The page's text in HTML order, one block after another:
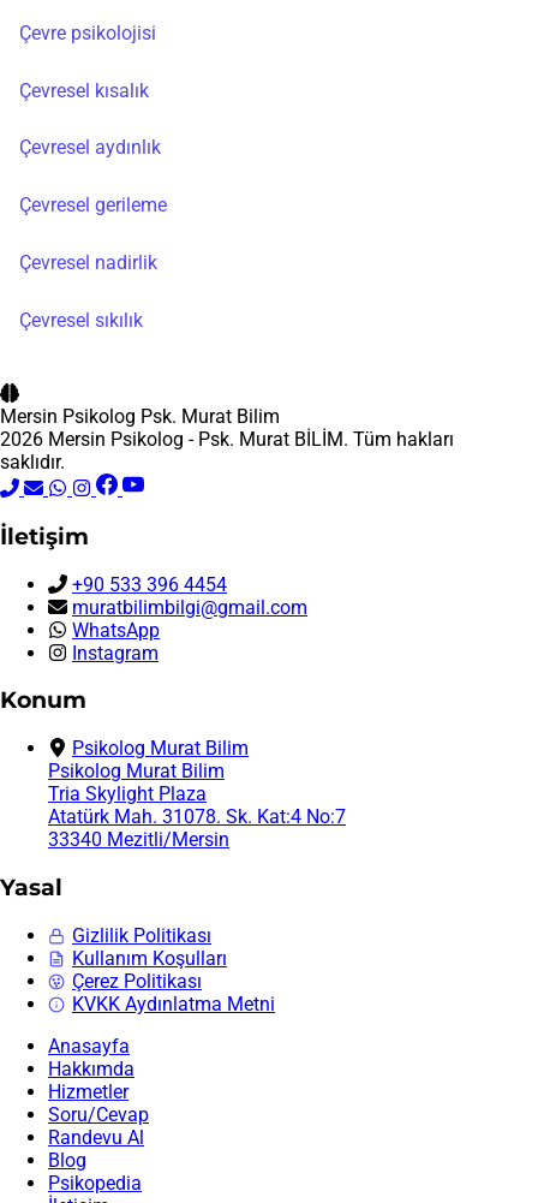
Çevre psikolojisi
Çevresel kısalık
Çevresel aydınlık
Çevresel gerileme
Çevresel nadirlik
Çevresel sıkılık
Mersin Psikolog Psk. Murat Bilim
2026 Mersin Psikolog - Psk. Murat BİLİM. Tüm hakları
saklıdır.
İletişim
+90 533 396 4454
muratbilimbilgi@gmail.com
WhatsApp
Instagram
Konum
Psikolog Murat Bilim
Psikolog Murat Bilim
Tria Skylight Plaza
Atatürk Mah. 31078. Sk. Kat:4 No:7
33340 Mezitli/Mersin
Yasal
Gizlilik Politikası
Kullanım Koşulları
Çerez Politikası
KVKK Aydınlatma Metni
Anasayfa
Hakkımda
Hizmetler
Soru/Cevap
Randevu Al
Blog
Psikopedia